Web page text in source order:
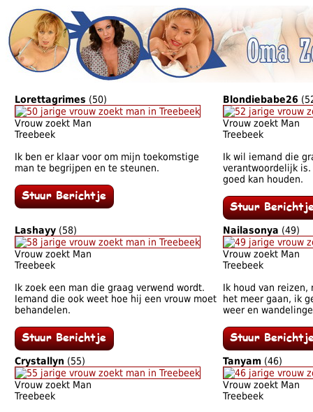
Lorettagrimes (50)
Vrouw zoekt Man
Treebeek
Ik ben er klaar voor om mijn toekomstige
man te begrijpen en te steunen.
Blondiebabe26
Vrouw zoekt Man
Treebeek
Ik wil iemand die
verantwoordelijk
goed kan houden.
Lashayy (58)
Vrouw zoekt Man
Treebeek
Ik zoek een man die graag verwend wordt.
Iemand die ook weet hoe hij een vrouw moet
behandelen.
Nailasonya (49)
Vrouw zoekt Man
Treebeek
Ik houd van reizen,
het meer gaan, ik
weer en
Crystallyn (55)
Vrouw zoekt Man
Treebeek
Tanyam (46)
Vrouw zoekt Man
Treebeek